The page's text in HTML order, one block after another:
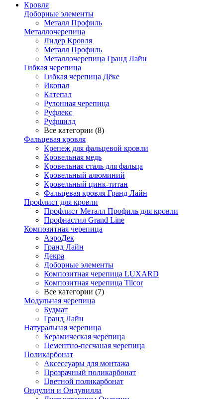
Кровля
Доборные элементы
Металл Профиль
Металлочерепица
Лидер Кровля
Металл Профиль
Металлочерепица Гранд Лайн
Гибкая черепица
Гибкая черепица Дёке
Икопал
Катепал
Рулонная черепица
Руфлекс
Руфшилд
Все категории (8)
Фальцевая кровля
Крепеж для фальцевой кровли
Кровельная медь
Кровельная сталь для фальца
Кровельный алюминий
Кровельный цинк-титан
Фальцевая кровля Гранд Лайн
Профлист для кровли
Профлист Металл Профиль для кровли
Профнастил Grand Line
Композитная черепица
АэроДек
Гранд Лайн
Декра
Доборные элементы
Композитная черепица LUXARD
Композитная черепица Tilcor
Все категории (7)
Модульная черепица
Будмат
Гранд Лайн
Натуральная черепица
Керамическая черепица
Цементно-песчаная черепица
Поликарбонат
Аксессуары для монтажа
Прозрачный поликарбонат
Цветной поликарбонат
Ондулин и Ондувилла